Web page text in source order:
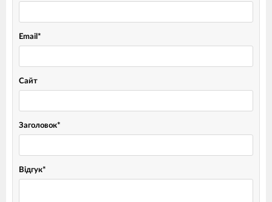
Email *
Сайт
Заголовок*
Відгук*